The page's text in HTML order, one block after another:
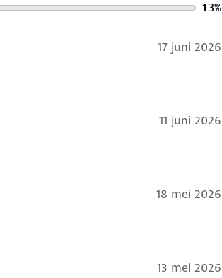
13%
17 juni 2026
11 juni 2026
18 mei 2026
13 mei 2026